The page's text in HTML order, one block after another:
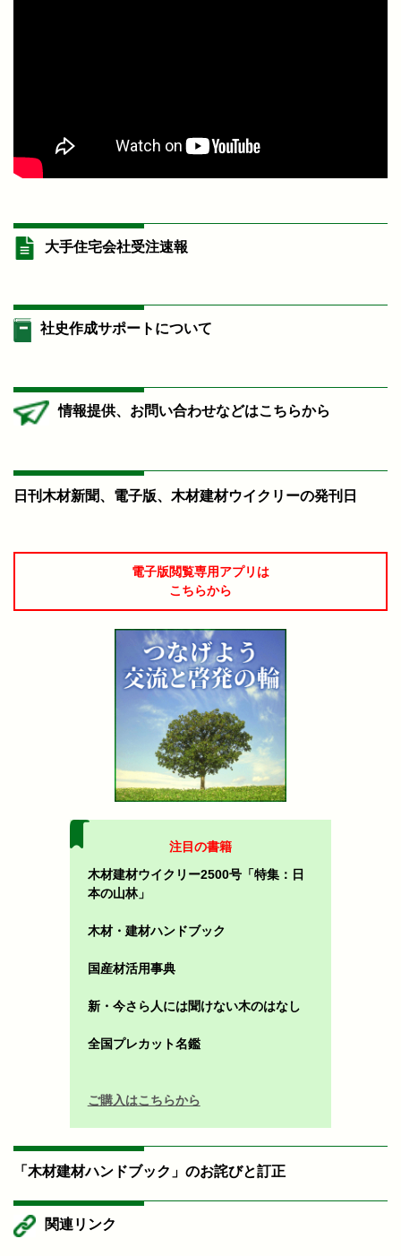
大手住宅会社受注速報
社史作成サポートについて
情報提供、お問い合わせなどはこちらから
日刊木材新聞、電子版、木材建材ウイクリーの発刊日
電子版閲覧専用アプリは
こちらから
注目の書籍
木材建材ウイクリー2500号「特集：日
本の山林」
木材・建材ハンドブック
国産材活用事典
新・今さら人には聞けない木のはなし
全国プレカット名鑑
ご購入はこちらから
「木材建材ハンドブック」のお詫びと訂正
関連リンク